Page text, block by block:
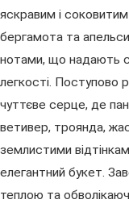
яскравим і
бергамота та
нотами, що надають
легкості. Поступово
чуттєве серце, де
ветивер, троянда,
землистими
елегантний букет.
теплою та